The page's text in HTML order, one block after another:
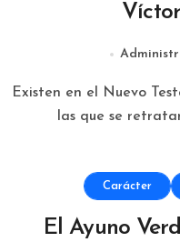
Existen en el Nuevo Testamento numerosas instancias en
las que se
Carácter
El Ayuno